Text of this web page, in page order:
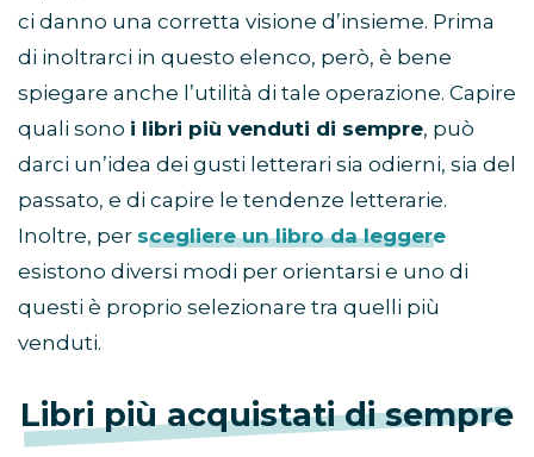
ci danno una corretta visione d’insieme. Prima
di inoltrarci in questo elenco, però, è bene
spiegare anche l’utilità di tale operazione. Capire
quali sono i libri più venduti di sempre, può
darci un’idea dei gusti letterari sia odierni, sia del
passato, e di capire le tendenze letterarie.
Inoltre, per scegliere un libro da leggere
esistono diversi modi per orientarsi e uno di
questi è proprio selezionare tra quelli più
venduti.
Libri più acquistati di sempre